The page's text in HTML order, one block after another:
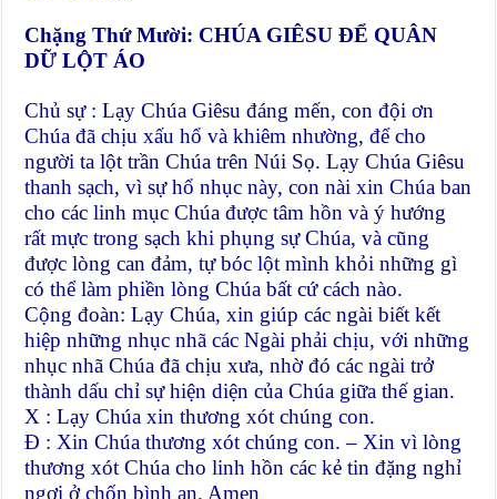
Chặng Thứ Mười: CHÚA GIÊSU ĐỂ QUÂN
DỮ LỘT ÁO
Chủ sự : Lạy Chúa Giêsu đáng mến, con đội ơn
Chúa đã chịu xấu hổ và khiêm nhường, để cho
người ta lột trần Chúa trên Núi Sọ. Lạy Chúa Giêsu
thanh sạch, vì sự hổ nhục này, con nài xin Chúa ban
cho các linh mục Chúa được tâm hồn và ý hướng
rất mực trong sạch khi phụng sự Chúa, và cũng
được lòng can đảm, tự bóc lột mình khỏi những gì
có thể làm phiền lòng Chúa bất cứ cách nào.
Cộng đoàn: Lạy Chúa, xin giúp các ngài biết kết
hiệp những nhục nhã các Ngài phải chịu, với những
nhục nhã Chúa đã chịu xưa, nhờ đó các ngài trở
thành dấu chỉ sự hiện diện của Chúa giữa thế gian.
X : Lạy Chúa xin thương xót chúng con.
Đ : Xin Chúa thương xót chúng con. – Xin vì lòng
thương xót Chúa cho linh hồn các kẻ tin đặng nghỉ
ngơi ở chốn bình an. Amen